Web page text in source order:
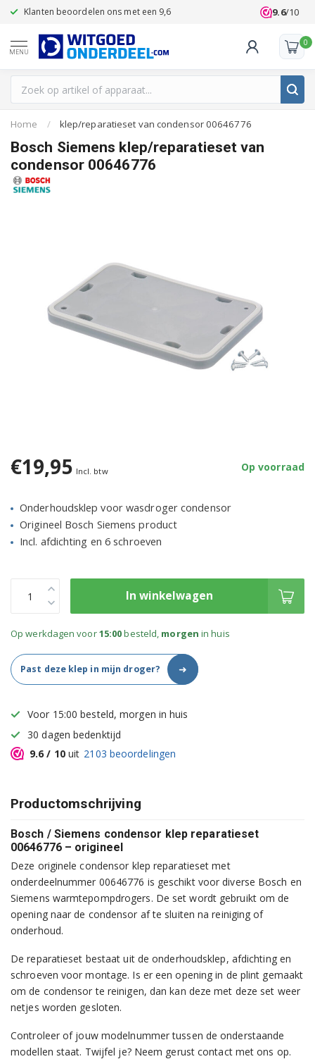
Klanten beoordelen ons met een 9,6 9.6/10
MENU
0
Home / klep/reparatieset van condensor 00646776
Bosch Siemens klep/reparatieset van
condensor 00646776
€19,95 Incl. btw Op voorraad
Onderhoudsklep voor wasdroger condensor
Origineel Bosch Siemens product
Incl. afdichting en 6 schroeven
In winkelwagen
Op werkdagen voor15:00besteld, morgen in huis
Past deze klep in mijn droger? ➜
Voor 15:00 besteld, morgen in huis
30 dagen bedenktijd
9.6 / 10uit 2103 beoordelingen
Productomschrijving
Bosch / Siemens condensor klep reparatieset
00646776 – origineel
Deze originele condensor klep reparatieset met
onderdeelnummer 00646776 is geschikt voor diverse Bosch en
Siemens warmtepompdrogers. De set wordt gebruikt om de
opening naar de condensor af te sluiten na reiniging of
onderhoud.
De reparatieset bestaat uit de onderhoudsklep, afdichting en
schroeven voor montage. Is er een opening in de plint gemaakt
om de condensor te reinigen, dan kan deze met deze set weer
netjes worden gesloten.
Controleer of jouw modelnummer tussen de onderstaande
modellen staat. Twijfel je? Neem gerust contact met ons op.